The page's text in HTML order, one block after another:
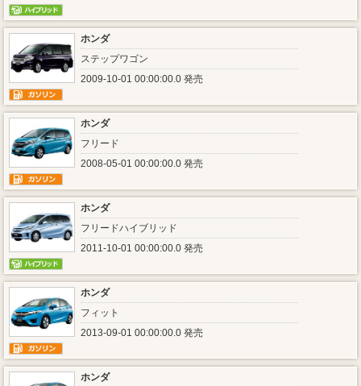
ホンダ
ステップワゴン
2009-10-01 00:00:00.0 発売
ホンダ
フリード
2008-05-01 00:00:00.0 発売
ホンダ
フリードハイブリッド
2011-10-01 00:00:00.0 発売
ホンダ
フィット
2013-09-01 00:00:00.0 発売
ホンダ